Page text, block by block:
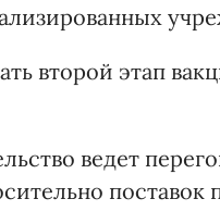
второй этап
ведет
поставок